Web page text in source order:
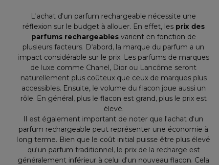
L'achat d'un parfum rechargeable nécessite une
réflexion sur le budget à allouer. En effet, les prix des
parfums rechargeablesvarient en fonction de
plusieurs facteurs. D'abord, la marque du parfum a un
impact considérable sur le prix. Les parfums de marques
de luxe comme Chanel, Dior ou Lancôme seront
naturellement plus coûteux que ceux de marques plus
accessibles. Ensuite, le volume du flacon joue aussi un
rôle. En général, plus le flacon est grand, plus le prix est
élevé.
Il est également important de noter que l'achat d'un
parfum rechargeable peut représenter une économie à
long terme. Bien que le coût initial puisse être plus élevé
qu'un parfum traditionnel, le prix de la recharge est
généralement inférieur à celui d'un nouveau flacon. Cela